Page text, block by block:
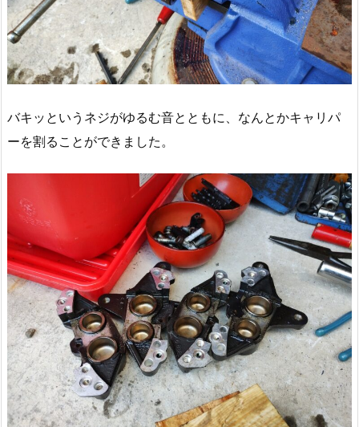
バキッというネジがゆるむ音とともに、なんとかキャリパ
ーを割ることができました。